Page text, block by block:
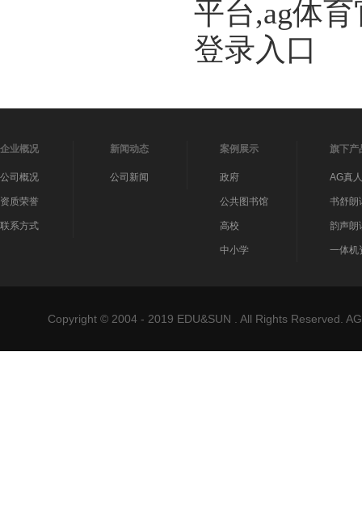
平台,ag体
登录入口
企业概况
公司概况
资质荣誉
联系方式
新闻动态
公司新闻
案例展示
政府
公共图书馆
高校
中小学
旗下产
AG真
书舒朗
韵声朗
一体机
Copyright © 2004 - 2019 EDU&SUN . All Rights Reserved.